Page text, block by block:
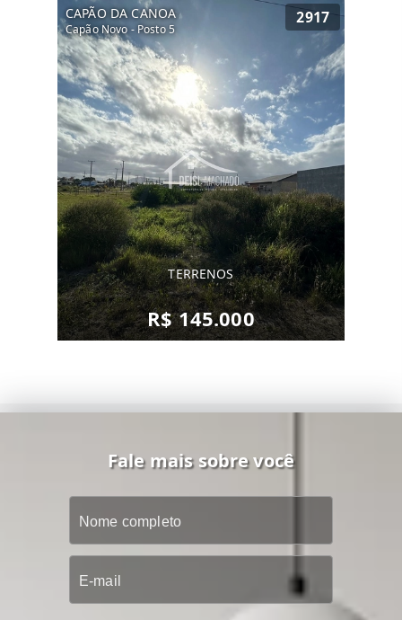
CAPÃO DA CANOA
Capão Novo - Posto 5
2917
TERRENOS
R$ 145.000
Fale mais sobre você